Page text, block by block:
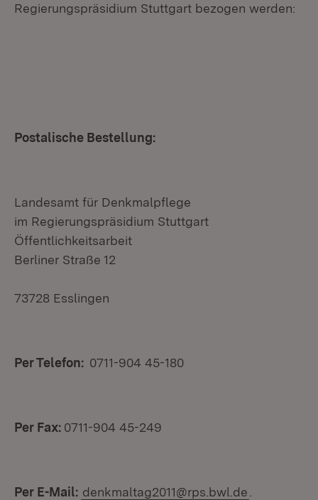
Regierungspräsidium Stuttgart bezogen werden:
Postalische Bestellung:
Landesamt für Denkmalpflege
im Regierungspräsidium Stuttgart
Öffentlichkeitsarbeit
Berliner Straße 12
73728 Esslingen
Per Telefon: 0711-904 45-180
Per Fax: 0711-904 45-249
Per E-Mail: denkmaltag2011@rps.bwl.de